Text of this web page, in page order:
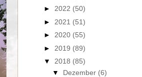
► 2022 (50)
► 2021 (51)
► 2020 (55)
► 2019 (89)
▼ 2018 (85)
▼ Dezember (6)